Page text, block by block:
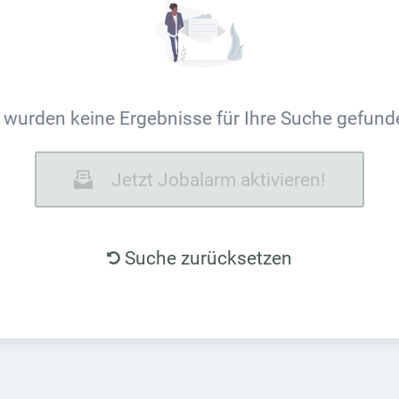
wurden keine Ergebnisse für Ihre Suche
Jetzt Jobalarm aktivieren!
Suche zurücksetzen